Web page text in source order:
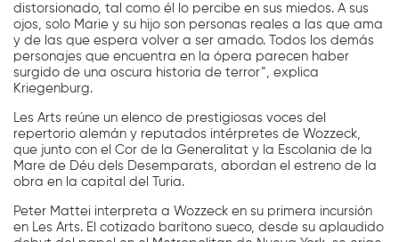
distorsionado, tal como él lo percibe en sus miedos. A sus
ojos, solo Marie y su hijo son personas reales a las que ama
y de las que espera volver a ser amado. Todos los demás
personajes que encuentra en la ópera parecen haber
surgido de una oscura historia de terror”, explica
Kriegenburg.
Les Arts reúne un elenco de prestigiosas voces del
repertorio alemán y reputados intérpretes de Wozzeck,
que junto con el Cor de la Generalitat y la Escolania de la
Mare de Déu dels Desemparats, abordan el estreno de la
obra en la capital del Turia.
Peter Mattei interpreta a Wozzeck en su primera incursión
en Les Arts. El cotizado barítono sueco, desde su aplaudido